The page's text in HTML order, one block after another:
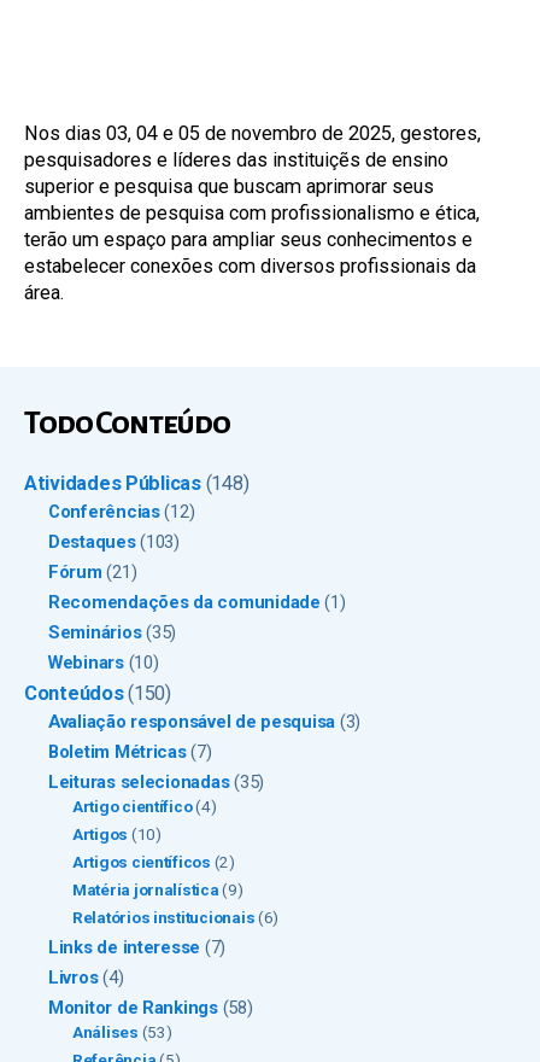
Nos dias 03, 04 e 05 de novembro de 2025, gestores,
pesquisadores e líderes das instituiçẽs de ensino
superior e pesquisa que buscam aprimorar seus
ambientes de pesquisa com profissionalismo e ética,
terão um espaço para ampliar seus conhecimentos e
estabelecer conexões com diversos profissionais da
área.
Todo Conteúdo
Atividades Públicas(148)
Conferências(12)
Destaques(103)
Fórum (21)
Recomendações da comunidade (1)
Seminários(35)
Webinars(10)
Conteúdos(150)
Avaliação responsável de pesquisa (3)
Boletim Métricas(7)
Leituras selecionadas(35)
Artigo científico(4)
Artigos (10)
Artigos científicos (2)
Matéria jornalística (9)
Relatórios institucionais (6)
Links de interesse (7)
Livros(4)
Monitor de Rankings(58)
Análises (53)